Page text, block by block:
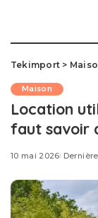
Tekimport >
Maison
Location
faut savoir
10 mai 2026